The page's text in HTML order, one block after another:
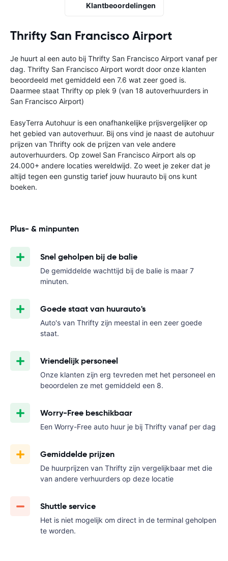
Thrifty San Francisco Airport
Je huurt al een auto bij Thrifty San Francisco Airport vanaf per
dag. Thrifty San Francisco Airport wordt door onze klanten
beoordeeld met gemiddeld een 7.6 wat zeer goed is.
Daarmee staat Thrifty op plek 9 (van 18 autoverhuurders in
San Francisco Airport)
EasyTerra Autohuur is een onafhankelijke prijsvergelijker op
het gebied van autoverhuur. Bij ons vind je naast de autohuur
prijzen van Thrifty ook de prijzen van vele andere
autoverhuurders. Op zowel San Francisco Airport als op
24.000+ andere locaties wereldwijd. Zo weet je zeker dat je
altijd tegen een gunstig tarief jouw huurauto bij ons kunt
boeken.
Plus- & minpunten
Snel geholpen bij de balie
De gemiddelde wachttijd bij de balie is maar 7
minuten.
Goede staat van huurauto's
Auto's van Thrifty zijn meestal in een zeer goede
staat.
Vriendelijk personeel
Onze klanten zijn erg tevreden met het personeel en
beoordelen ze met gemiddeld een 8.
Worry-Free beschikbaar
Een Worry-Free auto huur je bij Thrifty vanaf per dag
Gemiddelde prijzen
De huurprijzen van Thrifty zijn vergelijkbaar met die
van andere verhuurders op deze locatie
Shuttle service
Het is niet mogelijk om direct in de terminal geholpen
te worden.
Klantbeoordelingen